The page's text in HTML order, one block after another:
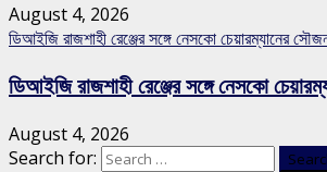
August 4, 2026
ডিআইজি রাজশাহী রেঞ্জের সঙ্গে নেসকো চেয়ারম্যানের
ডিআইজি রাজশাহী রেঞ্জের সঙ্গে নেসকো
August 4, 2026
Search for: